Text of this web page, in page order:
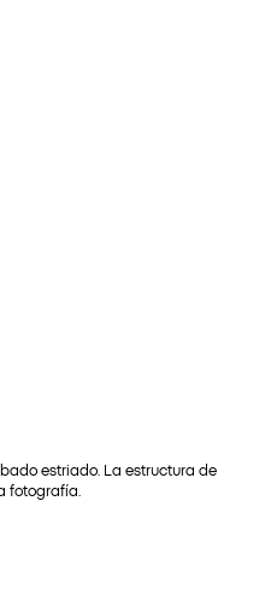
estriado. La estructura de
fotografía.